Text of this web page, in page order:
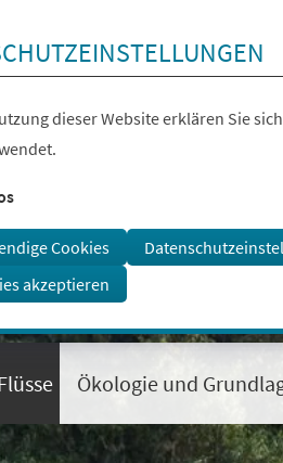
dieser Website erklären Sie
Cookies
akzeptieren
Ökologie und